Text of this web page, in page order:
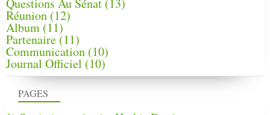
PAGES
Réunion (12)
Album (11)
Partenaire(11)
Communication (10)
Journal Officiel (10)